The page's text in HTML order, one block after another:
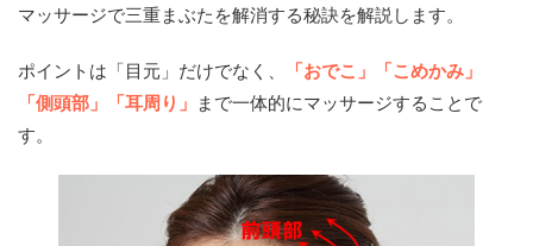
マッサージで三重まぶたを解消する秘訣を解説します。
ポイントは「目元」だけでなく、
「おでこ」「こめかみ」
「側頭部」「耳周り」 まで一体的にマッサージすることで
す。